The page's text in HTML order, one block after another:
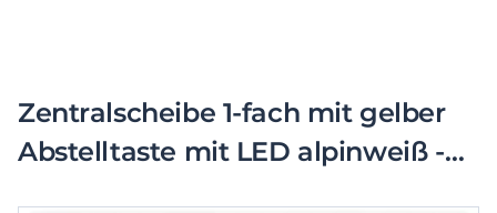
Zentralscheibe 1-fach mit gelber
Abstelltaste mit LED alpinweiß -